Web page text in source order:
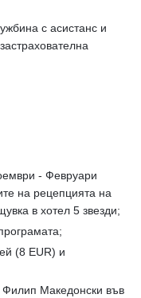
с асистанс и
- Февруари
на рецепцията на
в хотел 5 звезди;
(8 EUR) и
Филип Македонски във